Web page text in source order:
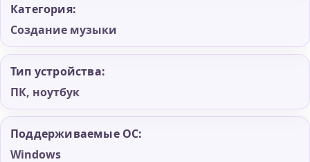
Категория:
Создание музыки
Тип устройства:
ПК, ноутбук
Поддерживаемые ОС:
Windows